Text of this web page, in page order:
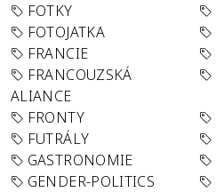
FOTKY
FOTOJATKA
FRANCIE
FRANCOUZSKÁ
ALIANCE
FRONTY
FUTRÁLY
GASTRONOMIE
GENDER-POLITICS